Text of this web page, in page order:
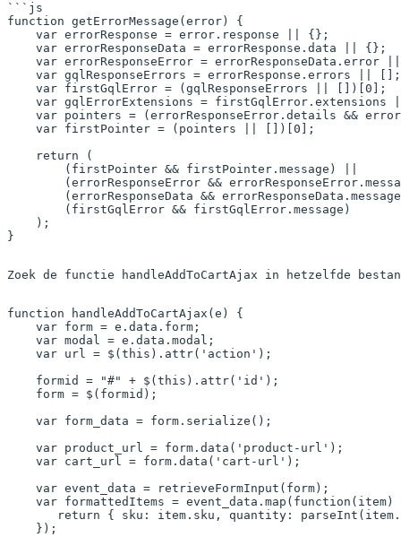
```js
function getErrorMessage(error) {
    var errorResponse = error.response || {};
    var errorResponseData = errorResponse.data || {};
var errorResponseError = errorResponseData.error
    var gqlResponseErrors = errorResponse.errors || [];
    var firstGqlError = (gqlResponseErrors || [])[0];
var gqlErrorExtensions = firstGqlError.extensions
var pointers = (errorResponseError.details &&
    var firstPointer = (pointers || [])[0];
    return (
        (firstPointer && firstPointer.message) ||
(errorResponseError &&
(errorResponseData &&
        (firstGqlError && firstGqlError.message)
    );
Zoek de functie handleAddToCartAjax in hetzelfde
function handleAddToCartAjax ( e ) {
    var
form = e.data.form;
    var
modal = e.data.modal;
    var
url = $ ( this ). attr( 'action' );
    formid
= "#" + $ ( this ). attr( 'id' );
    form
= $ (formid);
    var
form_data = form. serialize ();
    var
product_url = form. data ( 'product-url' );
    var
cart_url = form. data ( 'cart-url' );
    var
event_data = retrieveFormInput (form);
    var
formattedItems = event_data. map ( function ( item )
       return
{ sku: item.sku, quantity: parseInt
    });